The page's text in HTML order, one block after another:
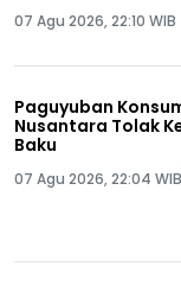
07 Agu 2026, 22:10 WIB
Paguyuban
Nusantara Tolak
Baku
07 Agu 2026, 22:04 WIB